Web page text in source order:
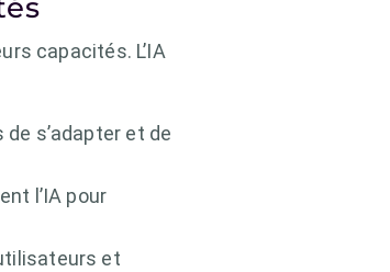
capacités. L’IA
s’adapter et de
l’IA pour
et